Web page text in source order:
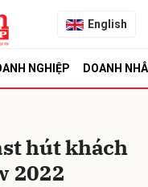
English
NGHIỆP DOANH
hút khách
2022